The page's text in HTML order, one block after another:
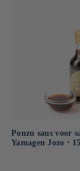
Ponzu saus voor
Yamagen Jozo ⋅